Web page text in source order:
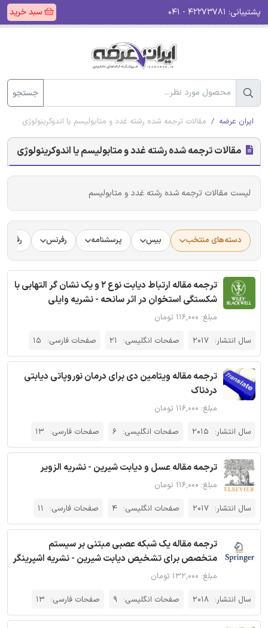
پشتیبانی: سبد خرید
جستجو
ایران عرضه مقالات ترجمه شده رشته غدد و متابولیسم یا اندوکرینولوژی
مقالات ترجمه شده رشته غدد و متابولیسم یا اندوکرینولوژی
لیست مقالات ترجمه شده رشته غدد و متابولیسم
دسته‌های منتخب بیس پرسشنامه رفرنس
ترجمه مقاله ارتباط دیابت نوع 2 و یک نشان گر التهابی با
شکستگی استخوان در اثر سانحه - نشریه وایلی
مبلغ: ۱۱۶,۰۰۰ تومان
سال انتشار: 2017 صفحات انگلیسی: 21 صفحات فارسی: 15
ترجمه مقاله ویتامین دی برای درمان نوروپاتی دیابتی
دردناک
مبلغ: ۱۱۶,۰۰۰ تومان
سال انتشار: 2015 صفحات انگلیسی: 6 صفحات فارسی: 13
ترجمه مقاله عسل و دیابت شیرین - نشریه الزویر
مبلغ: ۱۱۶,۰۰۰ تومان
سال انتشار: 2017 صفحات انگلیسی: 4 صفحات فارسی: 11
ترجمه مقاله یک شبکه عصبی مبتنی بر سیستم
متخصص برای تشخیص دیابت شیرین - نشریه اشپرینگر
مبلغ: ۱۳۲,۰۰۰ تومان
سال انتشار: 2018 صفحات انگلیسی: 9 صفحات فارسی: 13